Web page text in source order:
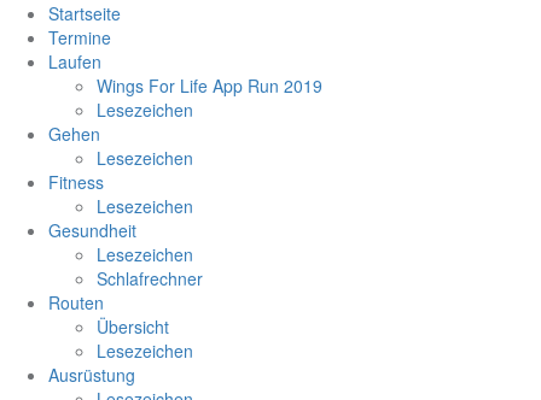
Startseite
Termine
Laufen
Wings For Life App Run 2019
Lesezeichen
Gehen
Lesezeichen
Fitness
Lesezeichen
Gesundheit
Lesezeichen
Schlafrechner
Routen
Übersicht
Lesezeichen
Ausrüstung